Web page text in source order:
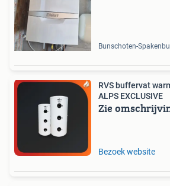
Bunschoten-
RVS buffervat
ALPS EXCLUSIVE
Zie
Bezoek website